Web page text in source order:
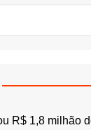
R$ 1,8 milhão